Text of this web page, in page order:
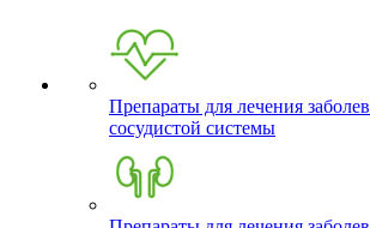
Препараты для лечения
сосудистой системы